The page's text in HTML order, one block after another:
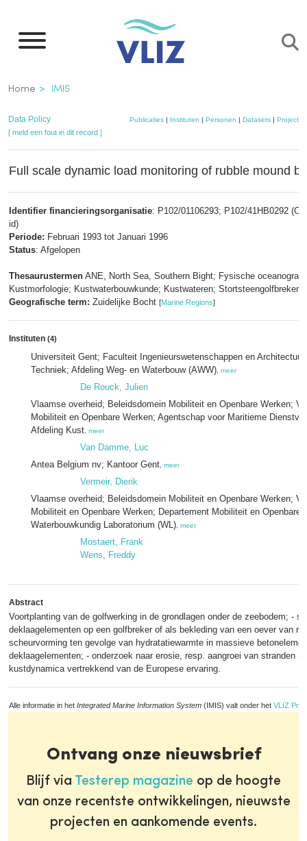
naar
inhoud
gaan
Kruimelpad
Home IMIS
Data Policy Publicaties | Instituten | Personen | Datasets | Projecten
[ meld een fout in dit record ]
Full scale dynamic load monitoring of rubble mound
Identifier financieringsorganisatie: P102/01106293; P102/41HB0292
id)
Periode: Februari 1993 tot Januari 1996
Status: Afgelopen
Thesaurustermen ANE, North Sea, Southern Bight; Fysische
Kustmorfologie; Kustwaterbouwkunde; Kustwateren; Stortsteengolfbrekers
Geografische term: Zuidelijke Bocht [Marine Regions]
Instituten (4)
Universiteit Gent; Faculteit Ingenieurswetenschappen en
Techniek; Afdeling Weg- en Waterbouw (AWW) meer
De Rouck, Julien
Vlaamse overheid; Beleidsdomein Mobiliteit en Openbare Werken;
Mobiliteit en Openbare Werken; Agentschap voor Maritieme
Afdeling Kust meer
Van Damme, Luc
Antea Belgium nv; Kantoor Gent meer
Vermeir, Dierik
Vlaamse overheid; Beleidsdomein Mobiliteit en Openbare Werken;
Mobiliteit en Openbare Werken; Departement Mobiliteit en Openbare
Waterbouwkundig Laboratorium (WL) meer
Mostaert, Frank
Wens, Freddy
Abstract
Voortplanting van de golfwerking in de grondlagen onder de zeebodem; -
deklaagelementen op een golfbreker of als bekleding van een oever van
scheurvorming ten gevolge van hydratatiewarmte in massieve
deklaagelementen; - onderzoek naar erosie, resp. aangroei van stranden
kustdynamica vertrekkend van de Europese ervaring.
Alle informatie in het Integrated Marine Information System (IMIS) valt onder het VLIZ
Ontvang onze nieuwsbrief
Blijf via Testerep magazine op de hoogte
van onze recentste ontwikkelingen, nieuwste
projecten en aankomende events.